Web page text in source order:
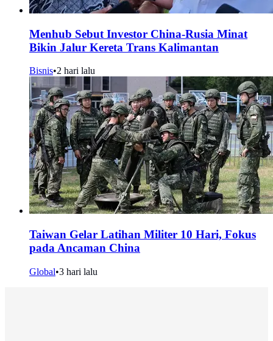
Menhub Sebut Investor China-Rusia Minat
Bikin Jalur Kereta Trans Kalimantan
Bisnis•2 hari lalu
Taiwan Gelar Latihan Militer 10 Hari, Fokus
pada Ancaman China
Global•3 hari lalu